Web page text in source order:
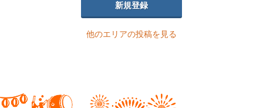
新規登録
他のエリアの投稿を見る